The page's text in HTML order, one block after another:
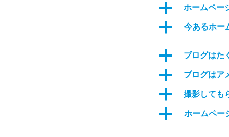
a ホームペー
a
今あるホー
a ブログはた
a ブログはア
a 撮影しても
a
ホームペー